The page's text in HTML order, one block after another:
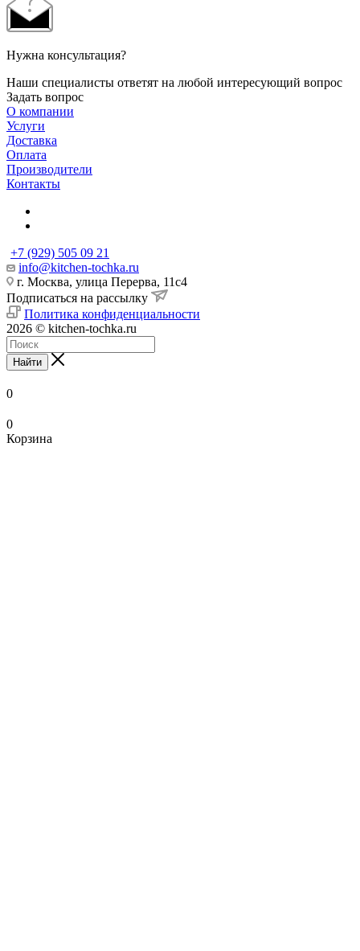
Нужна консультация?
Наши специалисты ответят на любой интересующий вопрос
Задать вопрос
О компании
Услуги
Доставка
Оплата
Производители
Контакты
+7 (929) 505 09 21
info@kitchen-tochka.ru
г. Москва, улица Перерва, 11с4
Подписаться на рассылку
Политика конфиденциальности
2026 © kitchen-tochka.ru
Найти
0
0
Корзина